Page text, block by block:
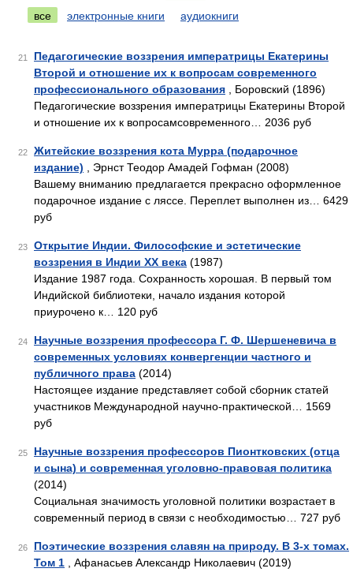
все
электронные книги аудиокниги
21
Педагогические воззрения императрицы Екатерины
Второй и отношение их к вопросам современного
профессионального образования , Боровский (1896)
Педагогические воззрения императрицы Екатерины Второй
и отношение их к вопросамсовременного… 2036 руб
22
Житейские воззрения кота Мурра (подарочное
издание) , Эрнст Теодор Амадей Гофман (2008)
Вашему вниманию предлагается прекрасно оформленное
подарочное издание с ляссе. Переплет выполнен из… 6429
руб
23
Открытие Индии. Философские и эстетические
воззрения в Индии XX века (1987)
Издание 1987 года. Сохранность хорошая. В первый том
Индийской библиотеки, начало издания которой
приурочено к… 120 руб
24
Научные воззрения профессора Г. Ф. Шершеневича в
современных условиях конвергенции частного и
публичного права (2014)
Настоящее издание представляет собой сборник статей
участников Международной научно-практической… 1569
руб
25
Научные воззрения профессоров Пионтковских (отца
и сына) и современная уголовно-правовая политика
(2014)
Социальная значимость уголовной политики возрастает в
современный период в связи с необходимостью… 727 руб
26
Поэтические воззрения славян на природу. В 3-х томах.
Том 1 , Афанасьев Александр Николаевич (2019)